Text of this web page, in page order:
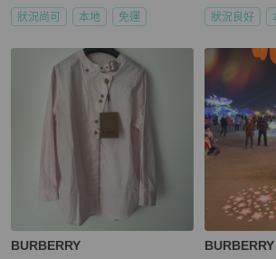
狀況尚可 本地 免運 狀況良好
BURBERRY BURBERRY